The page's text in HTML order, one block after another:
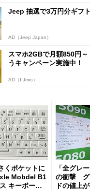
Jeep 抽選で3万円分ギフ
AD（Jeep Japan）
スマホ2GBで月額850円
うキャンペーン実施中！
AD（IIJmio）
くポケットに
Mobdel B1
キーボー
「全グレ
の衝撃 グ
ドの値上